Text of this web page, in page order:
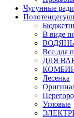
Чугунные
В виде
Все для
ДЛЯ
Лесенка
Угловые